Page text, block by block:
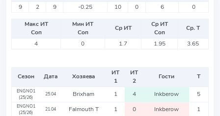
9
2 9 -0.25 10 0 6 0
Макс ИТ
Соп
Мин ИТ
Соп
Ср ИТ
Ср ИТ
Соп
Ср. Т
4
0 1.7 1.95 3.65
Сезон Дата Хозяева
ИТ
1
ИТ
2
Гости Т
ENGNO1
(25/26)
25.04 Brixham 1 4 Inkberow 5
ENGNO1
(25/26)
21.04 Falmouth T 1 0 Inkberow 1